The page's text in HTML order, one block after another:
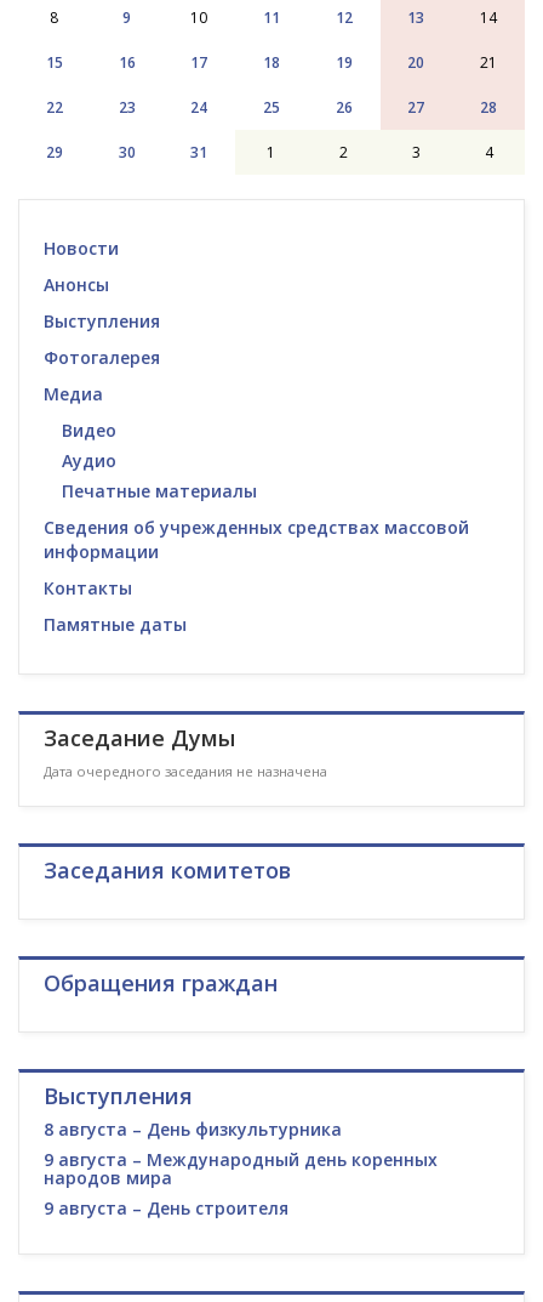
8 9 10 11 12 13 14
15 16 17 18 19 20 21
22 23 24 25 26 27 28
29 30 31 1 2 3 4
Новости
Анонсы
Выступления
Фотогалерея
Медиа
Видео
Аудио
Печатные материалы
Сведения об учрежденных средствах массовой
информации
Контакты
Памятные даты
Заседание Думы
Дата очередного заседания не назначена
Заседания комитетов
Обращения граждан
Выступления
8 августа – День физкультурника
9 августа – Международный день коренных
народов мира
9 августа – День строителя